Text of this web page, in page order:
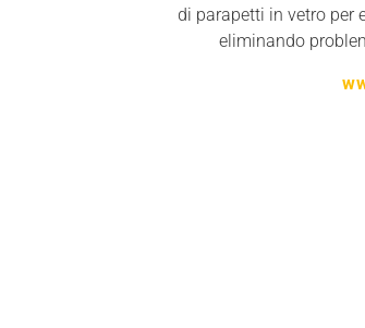
di parapetti in vetro per
eliminando